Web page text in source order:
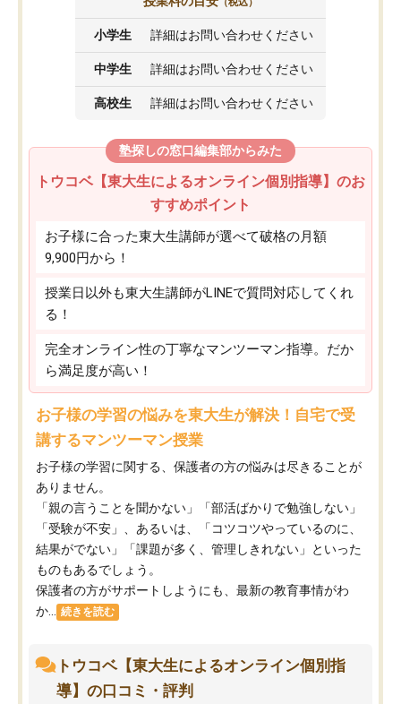
（税込）
小学生 詳細はお問い合わせください
中学生 詳細はお問い合わせください
高校生 詳細はお問い合わせください
塾探しの窓口編集部からみた
トウコベ【東大生によるオンライン個別指導】のお
すすめポイント
お子様に合った東大生講師が選べて破格の月額
9,900円から！
授業日以外も東大生講師がLINEで質問対応してくれ
る！
完全オンライン性の丁寧なマンツーマン指導。だか
ら満足度が高い！
お子様の学習の悩みを東大生が解決！自宅で受
講するマンツーマン授業
お子様の学習に関する、保護者の方の悩みは尽きることが
ありません。
「親の言うことを聞かない」「部活ばかりで勉強しない」
「受験が不安」、あるいは、「コツコツやっているのに、
結果がでない」「課題が多く、管理しきれない」といった
ものもあるでしょう。
保護者の方がサポートしようにも、最新の教育事情がわ
か...
続きを読む
トウコベ【東大生によるオンライン個別指
導】の口コミ・評判